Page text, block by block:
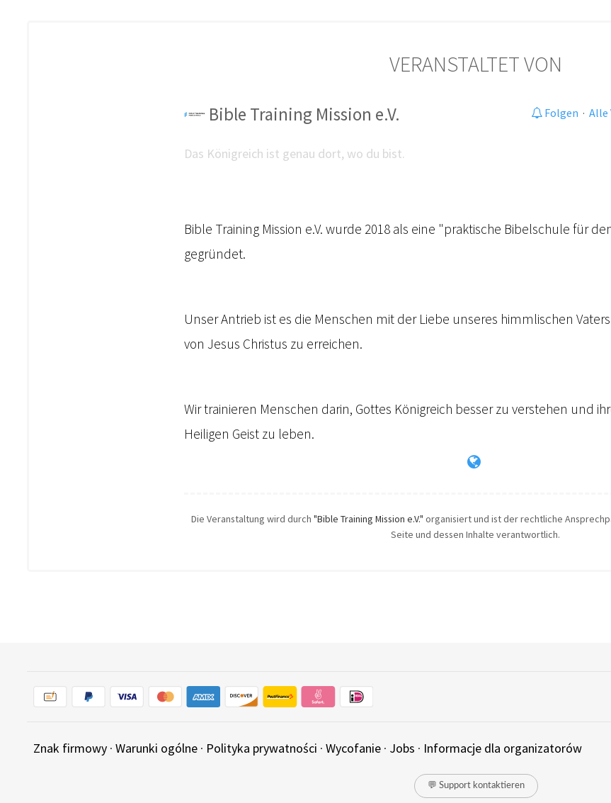
VERANSTALTET VON
Bible Training Mission e.V. Folgen · Alle
Das Königreich ist genau dort, wo du bist.
Bible Training Mission e.V. wurde 2018 als eine "praktische Bibelschule für
gegründet.
Unser Antrieb ist es die Menschen mit der Liebe unseres himmlischen
von Jesus Christus zu erreichen.
Wir trainieren Menschen darin, Gottes Königreich besser zu verstehen und
Heiligen Geist zu leben.
Die Veranstaltung wird durch "Bible Training Mission e.V." organisiert und ist der rechtliche
Seite und dessen Inhalte verantwortlich.
Znak firmowy · Warunki ogólne · Polityka prywatności · Wycofanie · Jobs · Informacje dla organizatorów
💬 Support kontaktieren